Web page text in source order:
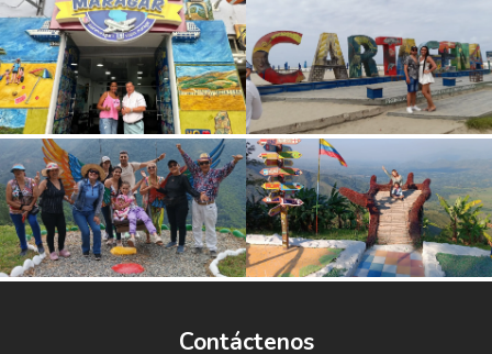
Contáctenos